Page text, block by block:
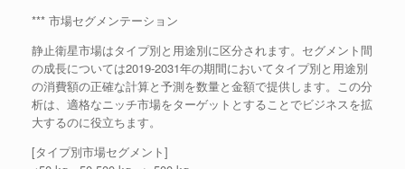
*** 市場セグメンテーション
静止衛星市場はタイプ別と用途別に区分されます。セグメント間
の成長については2019-2031年の期間においてタイプ別と用途別
の消費額の正確な計算と予測を数量と金額で提供します。この分
析は、適格なニッチ市場をターゲットとすることでビジネスを拡
大するのに役立ちます。
[タイプ別市場セグメント]